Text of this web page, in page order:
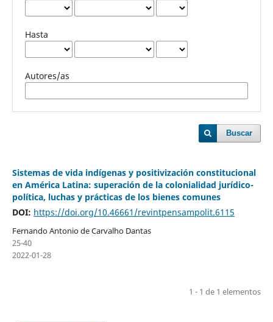
Hasta
Autores/as
Buscar
Sistemas de vida indígenas y positivización constitucional
en América Latina: superación de la colonialidad jurídico-
política, luchas y prácticas de los bienes comunes
DOI: https://doi.org/10.46661/revintpensampolit.6115
Fernando Antonio de Carvalho Dantas
25-40
2022-01-28
1 - 1 de 1 elementos